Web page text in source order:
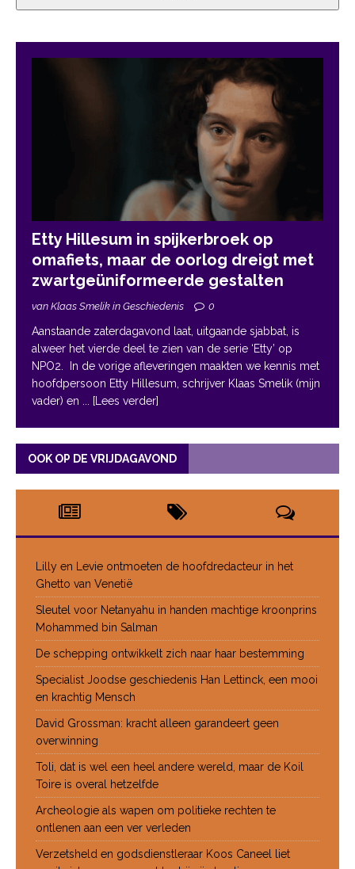
Etty Hillesum in spijkerbroek op
omafiets, maar de oorlog dreigt met
zwartgeüniformeerde gestalten
van Klaas Smelik in Geschiedenis 0
Aanstaande zaterdagavond laat, uitgaande sjabbat, is
alweer het vierde deel te zien van de serie ‘Etty’ op
NPO2. In de vorige afleveringen maakten we kennis met
hoofdpersoon Etty Hillesum, schrijver Klaas Smelik (mijn
vader) en
... [Lees verder]
OOK OP DE VRIJDAGAVOND
Lilly en Levie ontmoeten de hoofdredacteur in het
Ghetto van Venetië
Sleutel voor Netanyahu in handen machtige kroonprins
Mohammed bin Salman
De schepping ontwikkelt zich naar haar bestemming
Specialist Joodse geschiedenis Han Lettinck, een mooi
en krachtig Mensch
David Grossman: kracht alleen garandeert geen
overwinning
Toli, dat is wel een heel andere wereld, maar de Koil
Toire is overal hetzelfde
Archeologie als wapen om politieke rechten te
ontlenen aan een ver verleden
Verzetsheld en godsdienstleraar Koos Caneel liet